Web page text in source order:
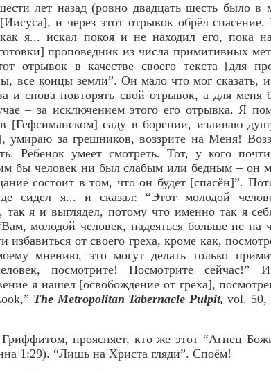
лет назад (ровно двадцать шесть было в
[Иисуса], и через этот отрывок обрёл
я... искал покоя и не находил его, пока
проповедник из числа примитивных
отрывок в качестве своего текста [для
все концы земли”. Он мало что мог сказать,
и снова повторять свой отрывок, а для
– за исключением этого его отрывка. Я
[Гефсиманском] саду в борении, изливаю
умираю за грешников, воззрите на Меня!
Ребенок умеет смотреть. Тот, у кого
бы человек ни был слабым или бедным – он
состоит в том, что он будет [спасён]”.
сидел я... и сказал: “Этот молодой
я и выглядел, потому что именно так я
молодой человек, надеяться больше не на
избавиться от своего греха, кроме как,
мнению, это могут делать только
посмотрите! Посмотрите сейчас!”
я нашел [освобождение от греха],
The Metropolitan Tabernacle Pulpit, vol. 50,
проясняет, кто же этот “Агнец
1:29). “Лишь на Христа гляди”. Споём!